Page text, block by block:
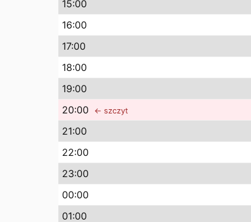
15:00
16:00
17:00
18:00
19:00
20:00 ← szczyt
21:00
22:00
23:00
00:00
01:00